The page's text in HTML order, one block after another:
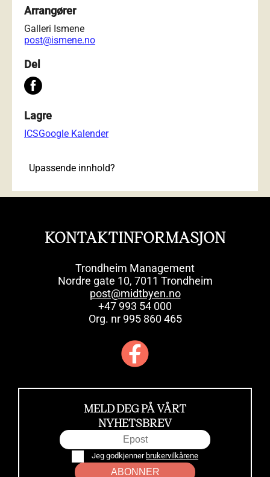
Arrangører
Galleri Ismene
post@ismene.no
Del
Lagre
ICSGoogle Kalender
Upassende innhold?
KONTAKTINFORMASJON
Trondheim Management
Nordre gate 10, 7011 Trondheim
post@midtbyen.no
+47 993 54 000
Org. nr 995 860 465
MELD DEG PÅ VÅRT
NYHETSBREV
Jeg godkjenner brukervilkårene
ABONNER